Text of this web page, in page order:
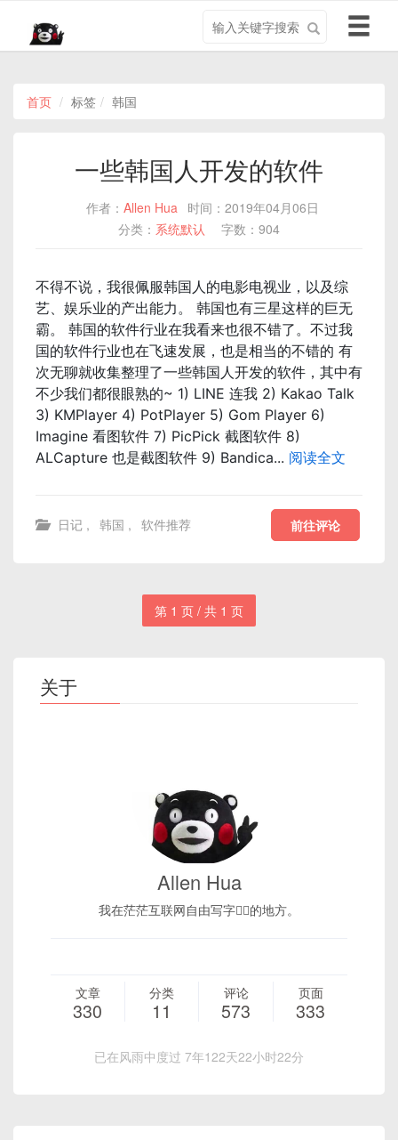
关
导
航
切
首页
标签 韩国
一些韩国人开发的软件
作者： Allen Hua
时间：2019年04月06日
分类： 系统默认 字数：904
不得不说，我很佩服韩国人的电影电视业，以及综
艺、娱乐业的产出能力。 韩国也有三星这样的巨无
霸。 韩国的软件行业在我看来也很不错了。不过我
国的软件行业也在飞速发展，也是相当的不错的 有
次无聊就收集整理了一些韩国人开发的软件，其中有
不少我们都很眼熟的~ 1) LINE 连我 2) Kakao Talk
3) KMPlayer 4) PotPlayer 5) Gom Player 6)
Imagine 看图软件 7) PicPick 截图软件 8)
ALCapture 也是截图软件 9) Bandica... 阅读全文
日记 , 韩国 , 软件推荐 前往评论
第 1 页 / 共 1 页
关于
Allen Hua
我在茫茫互联网自由写字✍🏻的地方。
文章
330
分类
11
评论
573
页面
333
已在风雨中度过 7年122天22小时22分